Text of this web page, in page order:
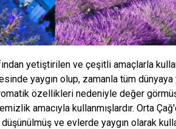
yetiştirilen ve çeşitli amaçlarla
yaygın olup, zamanla tüm dünyaya
özellikleri nedeniyle değer
amacıyla kullanmışlardır. Orta
ve evlerde yaygın olarak